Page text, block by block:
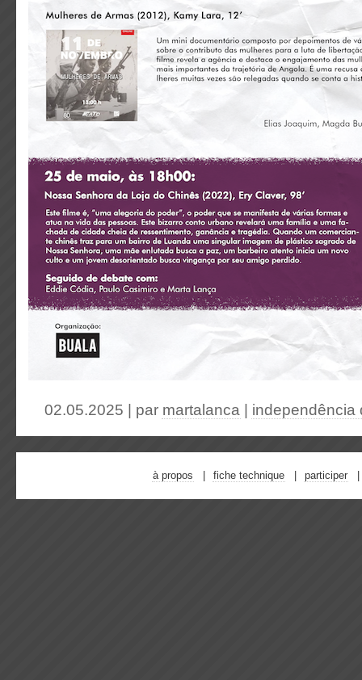
02.05.2025 | par martalanca independência
à propos fiche technique participer